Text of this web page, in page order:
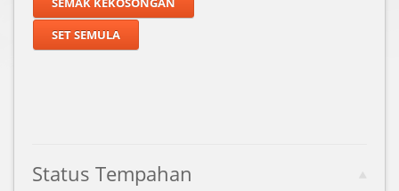
Status Tempahan